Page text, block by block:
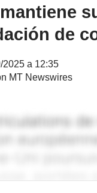
de
2025 a 12:35
MT Newswires